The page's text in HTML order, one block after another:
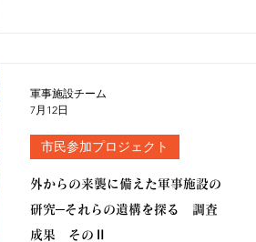
外からの来襲に備えた軍事施設の
研究─それらの遺構を探る 調査
成果 そのⅡ
市民参加プロジェクト
軍事施設チーム
7月12日